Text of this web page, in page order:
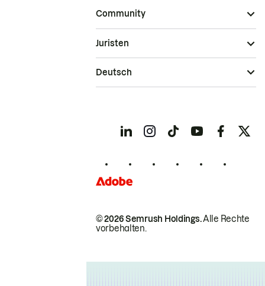
Community
© 2026 Semrush Holdings.Alle Rechte
vorbehalten.
Juristen
Deutsch